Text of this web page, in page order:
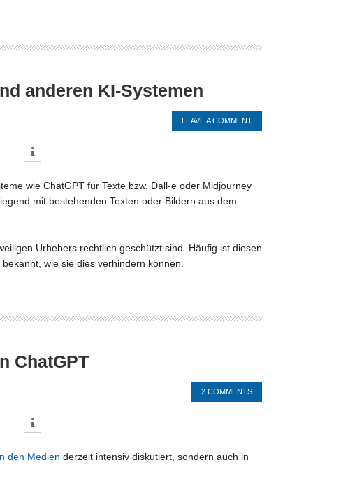
anderen KI-Systemen
LEAVE A COMMENT
wie ChatGPT für Texte bzw. Dall-e oder Midjourney
mit bestehenden Texten oder Bildern aus dem
Urhebers rechtlich geschützt sind. Häufig ist diesen
wie sie dies verhindern können.
ChatGPT
2 COMMENTS
den Medien derzeit intensiv diskutiert, sondern auch in